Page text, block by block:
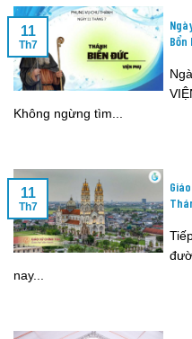
Bổn
Không ngừng tìm...
11
Th7
nay...
11
Th7